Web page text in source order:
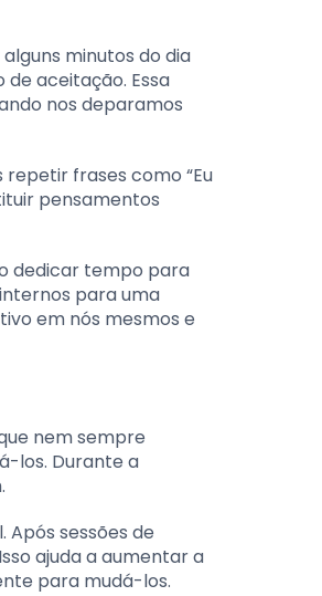
minutos do dia
aceitação. Essa
nos deparamos
frases como “Eu
pensamentos
dedicar tempo para
para uma
em nós mesmos e
nem sempre
los. Durante a
sessões de
ajuda a aumentar a
para mudá-los.